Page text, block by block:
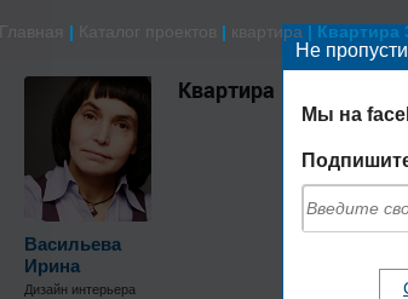
Главная | Каталог проектов | квартира | Квартира
Васильева
Ирина
Дизайн интерьера
Квартира
Не
Мы на